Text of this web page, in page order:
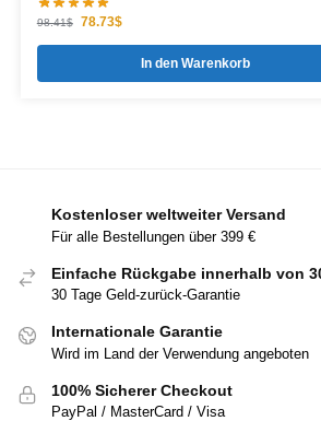
98.41$ 78.73$
In den Warenkorb
Kostenloser weltweiter Versand
Für alle Bestellungen über 399 €
Einfache Rückgabe innerhalb von
30 Tage Geld-zurück-Garantie
Internationale Garantie
Wird im Land der Verwendung angeboten
100% Sicherer Checkout
PayPal / MasterCard / Visa